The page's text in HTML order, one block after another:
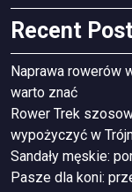
Recent
Naprawa rowerów
warto znać
Rower Trek
wypożyczyć w
Sandały męskie:
Pasze dla koni: